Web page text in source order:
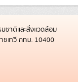
ชาติและสิ่งแวดล้อม
ชเทวี กทม. 10400